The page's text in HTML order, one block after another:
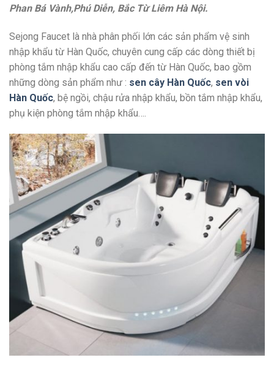
Phan Bá Vành,Phú Diễn, Bắc Từ Liêm Hà Nội.
Sejong Faucet là nhà phân phối lớn các sản phẩm vệ sinh
nhập khẩu từ Hàn Quốc, chuyên cung cấp các dòng thiết bị
phòng tắm nhập khẩu cao cấp đến từ Hàn Quốc, bao gồm
những dòng sản phẩm như : sen cây Hàn Quốc, sen vòi
Hàn Quốc, bệ ngồi, chậu rửa nhập khẩu, bồn tắm nhập khẩu,
phụ kiện phòng tắm nhập khẩu….